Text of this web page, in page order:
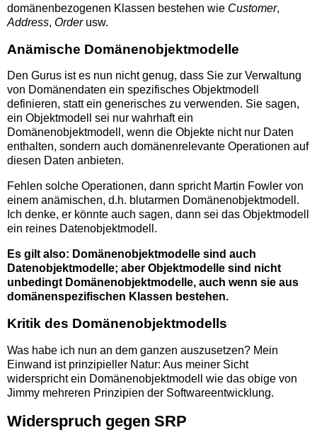
domänenbezogenen Klassen bestehen wie Customer,
Address, Orderusw.
Anämische Domänenobjektmodelle
Den Gurus ist es nun nicht genug, dass Sie zur Verwaltung
von Domänendaten ein spezifisches Objektmodell
definieren, statt ein generisches zu verwenden. Sie sagen,
ein Objektmodell sei nur wahrhaft ein
Domänenobjektmodell, wenn die Objekte nicht nur Daten
enthalten, sondern auch domänenrelevante Operationen auf
diesen Daten anbieten.
Fehlen solche Operationen, dann spricht Martin Fowler von
einem anämischen, d.h. blutarmen Domänenobjektmodell.
Ich denke, er könnte auch sagen, dann sei das Objektmodell
ein reines Datenobjektmodell.
Es gilt also: Domänenobjektmodelle sind auch
Datenobjektmodelle; aber Objektmodelle sind nicht
unbedingt Domänenobjektmodelle, auch wenn sie aus
domänenspezifischen Klassen bestehen.
Kritik des Domänenobjektmodells
Was habe ich nun an dem ganzen auszusetzen? Mein
Einwand ist prinzipieller Natur: Aus meiner Sicht
widerspricht ein Domänenobjektmodell wie das obige von
Jimmy mehreren Prinzipien der Softwareentwicklung.
Widerspruch gegen SRP